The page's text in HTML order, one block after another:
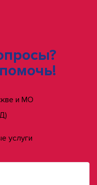
и МО
услуги